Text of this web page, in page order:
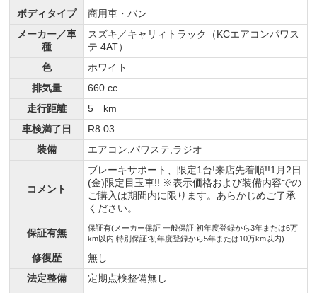
ボディタイプ
商用車・バン
メーカー／車
種
スズキ／キャリィトラック（KCエアコンパワス
テ 4AT）
色
ホワイト
排気量
660 cc
走行距離
5 km
車検満了日
R8.03
装備
エアコン,パワステ,ラジオ
コメント
ブレーキサポート、限定1台!来店先着順!!1月2日
(金)限定目玉車!! ※表示価格および装備内容での
ご購入は期間内に限ります。あらかじめご了承
ください。
保証有無
保証有(メーカー保証 一般保証:初年度登録から3年または6万
km以内 特別保証:初年度登録から5年または10万km以内)
修復歴
無し
法定整備
定期点検整備無し